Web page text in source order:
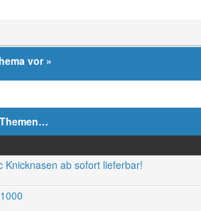
vor»
Knicknasen ab sofort lieferbar!